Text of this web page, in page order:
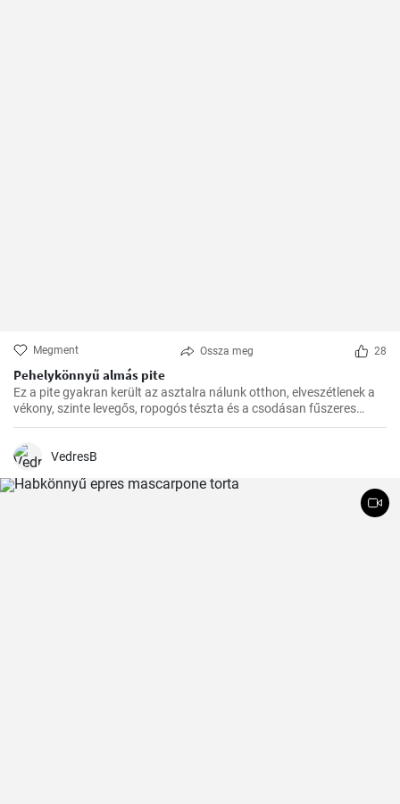
Megment Ossza meg 28
Pehelykönnyű almás pite
Ez a pite gyakran került az asztalra nálunk otthon, elveszétlenek a
vékony, szinte levegős, ropogós tészta és a csodásan fűszeres
almafüllő között. Az ovitudók, hazaértem, és már messziről éreztem
veletek is ezt a csodás receptet.
VedresB